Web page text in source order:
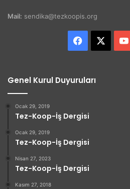
Mail: sendika@tezkoopis.org
Facebook
Genel Kurul Duyuruları
Ocak 29, 2019
Tez-Koop-İş Dergisi
Ocak 29, 2019
Tez-Koop-İş Dergisi
Nisan 27, 2023
Tez-Koop-İş Dergisi
Kasım 27, 2018